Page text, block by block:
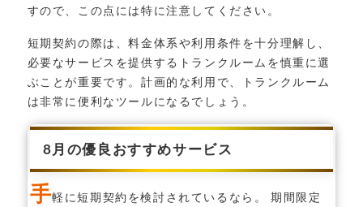
すので、この点には特に注意してください。
短期契約の際は、料金体系や利用条件を十分理解し、
必要なサービスを提供するトランクルームを慎重に選
ぶことが重要です。計画的な利用で、トランクルーム
は非常に便利なツールになるでしょう。
8月の優良おすすめサービス
手軽に短期契約を検討されているなら。 期間限定